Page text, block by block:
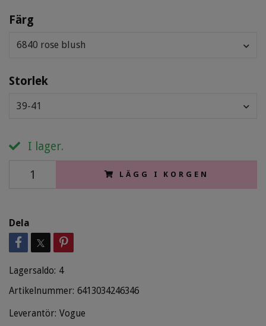
Färg
6840 rose blush
Storlek
39-41
I lager.
LÄGG I KORGEN
Dela
Lagersaldo: 4
Artikelnummer: 6413034246346
Leverantör: Vogue